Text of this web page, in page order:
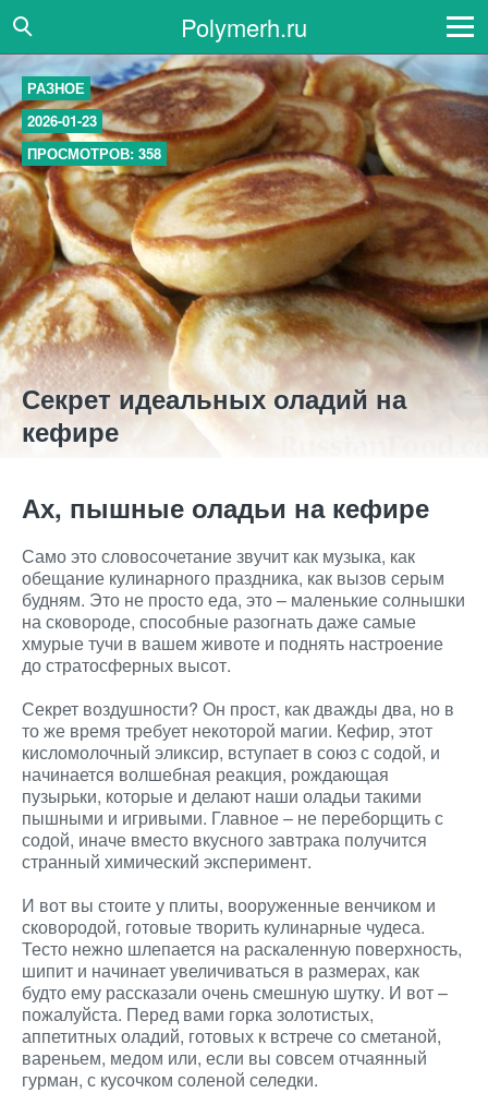
Polymerh.ru
РАЗНОЕ
2026-01-23
ПРОСМОТРОВ: 358
Секрет идеальных оладий на
кефире
Ах, пышные оладьи на кефире
Само это словосочетание звучит как музыка, как
обещание кулинарного праздника, как вызов серым
будням. Это не просто еда, это – маленькие солнышки
на сковороде, способные разогнать даже самые
хмурые тучи в вашем животе и поднять настроение
до стратосферных высот.
Секрет воздушности? Он прост, как дважды два, но в
то же время требует некоторой магии. Кефир, этот
кисломолочный эликсир, вступает в союз с содой, и
начинается волшебная реакция, рождающая
пузырьки, которые и делают наши оладьи такими
пышными и игривыми. Главное – не переборщить с
содой, иначе вместо вкусного завтрака получится
странный химический эксперимент.
И вот вы стоите у плиты, вооруженные венчиком и
сковородой, готовые творить кулинарные чудеса.
Тесто нежно шлепается на раскаленную поверхность,
шипит и начинает увеличиваться в размерах, как
будто ему рассказали очень смешную шутку. И вот –
пожалуйста. Перед вами горка золотистых,
аппетитных оладий, готовых к встрече со сметаной,
вареньем, медом или, если вы совсем отчаянный
гурман, с кусочком соленой селедки.